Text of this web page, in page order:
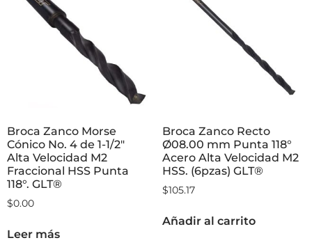
Broca Zanco Morse
Cónico No. 4 de 1-1/2″
Alta Velocidad M2
Fraccional HSS Punta
118°. GLT®
$0.00
Leer más
Broca Zanco Recto
Ø08.00 mm Punta 118°
Acero Alta Velocidad M2
HSS. (6pzas) GLT®
$105.17
Añadir al carrito